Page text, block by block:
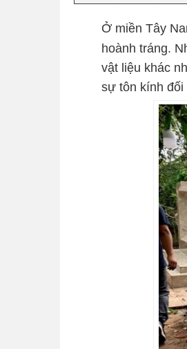
Ở miền Tây
hoành tráng.
vật liệu khác
sự tôn kính